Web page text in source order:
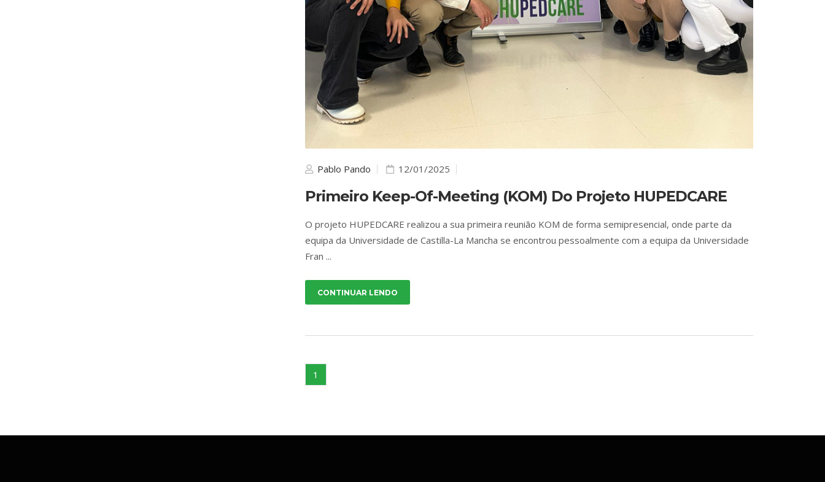
Pablo Pando 12/01/2025
Primeiro Keep-Of-Meeting (KOM) Do Projeto HUPEDCARE
O projeto HUPEDCARE realizou a sua primeira reunião KOM de forma semipresencial, onde parte da
equipa da Universidade de Castilla-La Mancha se encontrou pessoalmente com a equipa da Universidade
Fran ...
CONTINUAR LENDO
1